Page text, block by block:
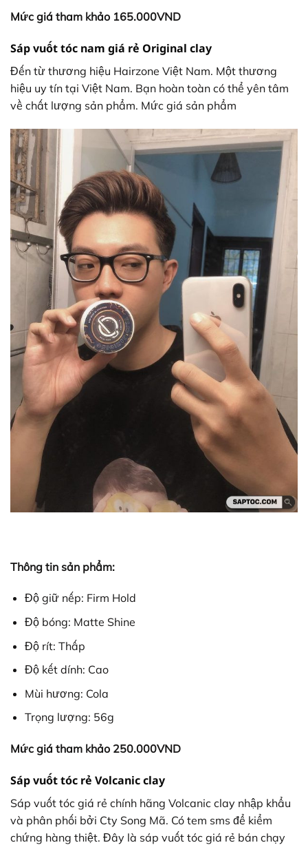
Mức giá tham khảo 165.000VND
Sáp vuốt tóc nam giá rẻ Original clay
Đến từ thương hiệu Hairzone Việt Nam. Một thương
hiệu uy tín tại Việt Nam. Bạn hoàn toàn có thể yên tâm
về chất lượng sản phẩm. Mức giá sản phẩm
Thông tin sản phẩm:
Độ giữ nếp: Firm Hold
Độ bóng: Matte Shine
Độ rít: Thấp
Độ kết dính: Cao
Mùi hương: Cola
Trọng lượng: 56g
Mức giá tham khảo 250.000VND
Sáp vuốt tóc rẻ Volcanic clay
Sáp vuốt tóc giá rẻ chính hãng Volcanic clay nhập khẩu
và phân phối bởi Cty Song Mã. Có tem sms để kiểm
chứng hàng thiệt. Đây là sáp vuốt tóc giá rẻ bán chạy